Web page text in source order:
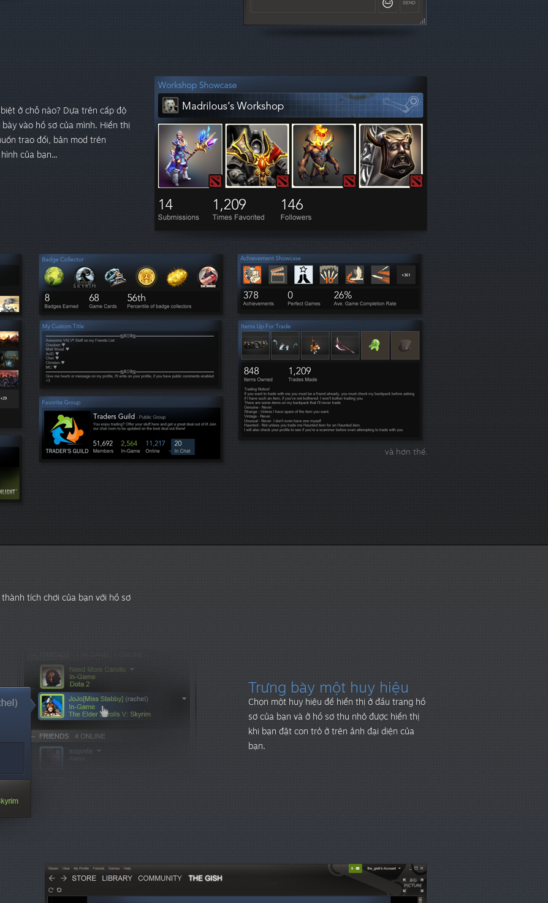
ở chỗ nào? Dựa trên cấp độ
vào hồ sơ của mình. Hiển thị
trao đổi, bản mod trên
của bạn...
và hơn thế.
tích chơi của bạn với hồ sơ
Trưng bày một huy hiệu
Chọn một huy hiệu để hiển thị ở đầu trang hồ
sơ của bạn và ở hồ sơ thu nhỏ được hiển thị
khi bạn đặt con trỏ ở trên ảnh đại diện của
bạn.